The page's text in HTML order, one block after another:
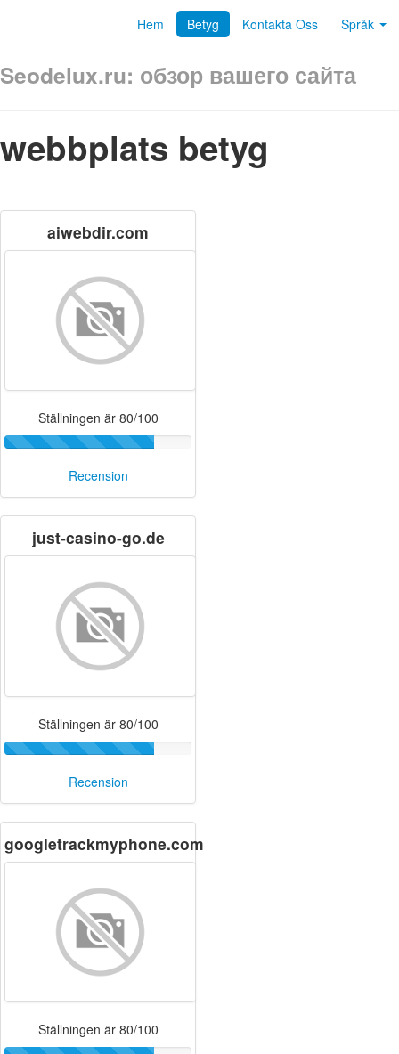
Hem Betyg Kontakta Oss Språk
Seodelux.ru: обзор вашего сайта
webbplats betyg
aiwebdir.com
Ställningen är 80/100
Recension
just-casino-go.de
Ställningen är 80/100
Recension
googletrackmyphone.com
Ställningen är 80/100